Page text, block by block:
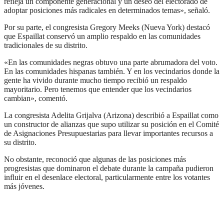
adoptar posiciones más radicales en determinados temas», señaló.
Por su parte, el congresista Gregory Meeks (Nueva York) destacó
que Espaillat conservó un amplio respaldo en las comunidades
tradicionales de su distrito.
«En las comunidades negras obtuvo una parte abrumadora del voto.
En las comunidades hispanas también. Y en los vecindarios donde la
gente ha vivido durante mucho tiempo recibió un respaldo
mayoritario. Pero tenemos que entender que los vecindarios
cambian», comentó.
La congresista Adelita Grijalva (Arizona) describió a Espaillat como
un constructor de alianzas que supo utilizar su posición en el Comité
de Asignaciones Presupuestarias para llevar importantes recursos a
su distrito.
No obstante, reconoció que algunas de las posiciones más
progresistas que dominaron el debate durante la campaña pudieron
influir en el desenlace electoral, particularmente entre los votantes
más jóvenes.